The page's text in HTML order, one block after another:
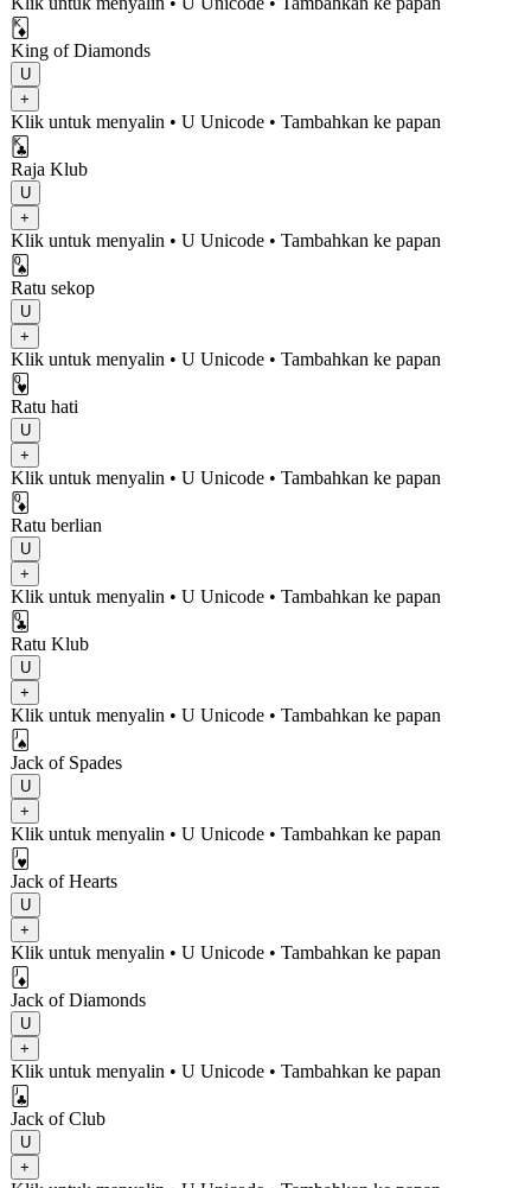
🃎
King of Diamonds
U
+
Klik untuk menyalin • U Unicode • Tambahkan ke papan
🃞
Raja Klub
U
+
Klik untuk menyalin • U Unicode • Tambahkan ke papan
🂭
Ratu sekop
U
+
Klik untuk menyalin • U Unicode • Tambahkan ke papan
🂽
Ratu hati
U
+
Klik untuk menyalin • U Unicode • Tambahkan ke papan
🃍
Ratu berlian
U
+
Klik untuk menyalin • U Unicode • Tambahkan ke papan
🃝
Ratu Klub
U
+
Klik untuk menyalin • U Unicode • Tambahkan ke papan
🂫
Jack of Spades
U
+
Klik untuk menyalin • U Unicode • Tambahkan ke papan
🂻
Jack of Hearts
U
+
Klik untuk menyalin • U Unicode • Tambahkan ke papan
🃋
Jack of Diamonds
U
+
Klik untuk menyalin • U Unicode • Tambahkan ke papan
🃛
Jack of Club
U
+